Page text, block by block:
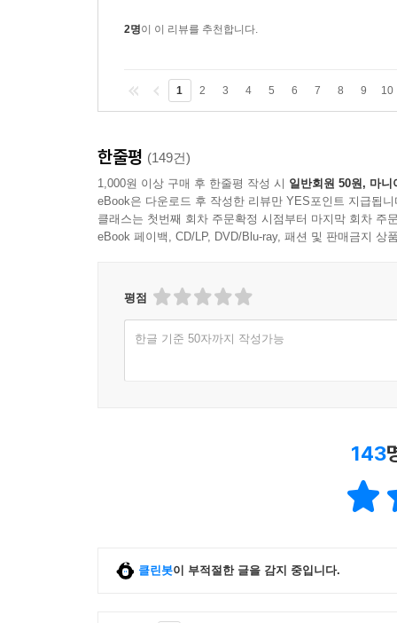
2명이 이 리뷰를 추천합니다.
1 2 3 4 5 6 7 8 9 10
한줄평 (149건)
1,000원 이상 구매 후 한줄평 작성 시 일반회원 50원, 마니
eBook은 다운로드 후 작성한 리뷰만 YES포인트 지급됩니
클래스는 첫번째 회차 주문확정 시점부터 마지막 회차 주
eBook 페이백, CD/LP, DVD/Blu-ray, 패션 및 판매금지 상
평점
한글 기준 50자까지 작성가능
143
클린봇이 부적절한 글을 감지 중입니다.